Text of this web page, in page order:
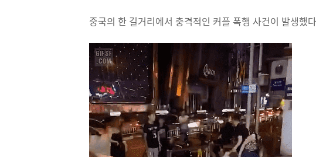
중국의 한 길거리에서 충격적인 커플 폭행 사건이 발생했